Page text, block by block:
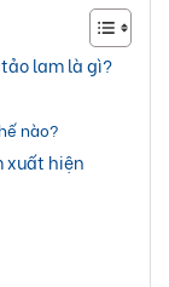
lam là gì?
nào?
xuất hiện